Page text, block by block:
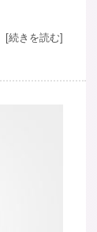
[続きを読む]